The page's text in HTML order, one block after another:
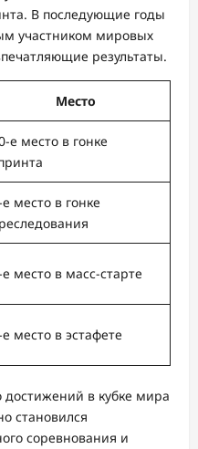
В последующие годы
участником мировых
результаты.
Место
е место в гонке
место в гонке
е место в масс-старте
место в эстафете
в кубке мира
становился
соревнования и